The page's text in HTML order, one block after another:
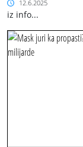
12.6.2025
iz info...